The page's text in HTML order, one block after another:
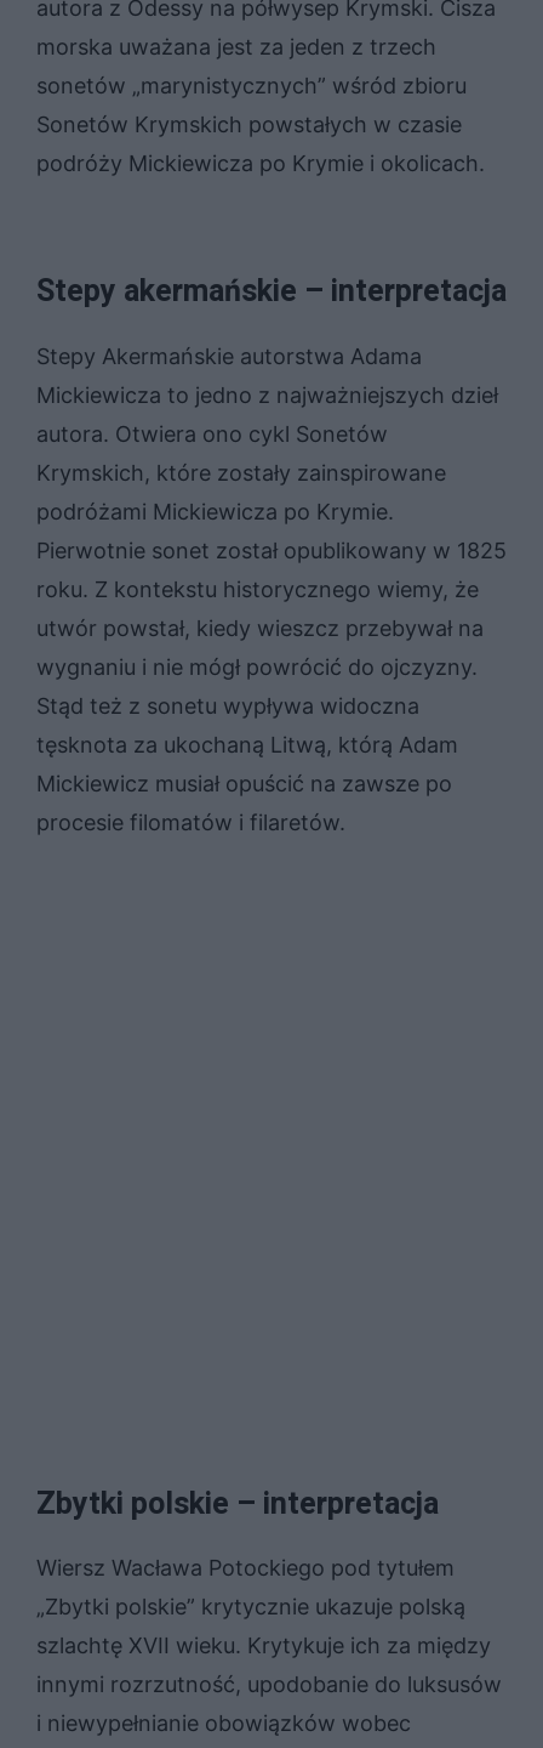
autora z Odessy na półwysep Krymski. Cisza
morska uważana jest za jeden z trzech
sonetów „marynistycznych” wśród zbioru
Sonetów Krymskich powstałych w czasie
podróży Mickiewicza po Krymie i okolicach.
Stepy akermańskie – interpretacja
Stepy Akermańskie autorstwa Adama
Mickiewicza to jedno z najważniejszych dzieł
autora. Otwiera ono cykl Sonetów
Krymskich, które zostały zainspirowane
podróżami Mickiewicza po Krymie.
Pierwotnie sonet został opublikowany w 1825
roku. Z kontekstu historycznego wiemy, że
utwór powstał, kiedy wieszcz przebywał na
wygnaniu i nie mógł powrócić do ojczyzny.
Stąd też z sonetu wypływa widoczna
tęsknota za ukochaną Litwą, którą Adam
Mickiewicz musiał opuścić na zawsze po
procesie filomatów i filaretów.
Zbytki polskie – interpretacja
Wiersz Wacława Potockiego pod tytułem
„Zbytki polskie” krytycznie ukazuje polską
szlachtę XVII wieku. Krytykuje ich za między
innymi rozrzutność, upodobanie do luksusów
i niewypełnianie obowiązków wobec